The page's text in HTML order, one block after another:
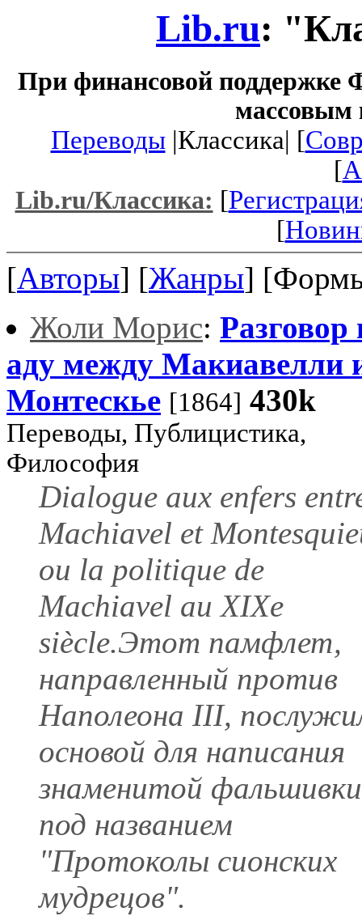
Lib.ru:
При финансовой поддержке
массовым
Переводы|Классика| [
[
Lib.ru/Классика: [
[
[Авторы] [Жанры]
Жоли Морис: Разговор
аду между Макиавелли
Монтескье [1864] 430k
Переводы, Публицистика,
Философия
Dialogue aux enfers
Machiavel et
ou la politique de
Machiavel au XIXe
siècle.Этот памфлет,
направленный против
Наполеона III,
основой для написания
знаменитой фальшивки
под названием
"Протоколы сионских
мудрецов".